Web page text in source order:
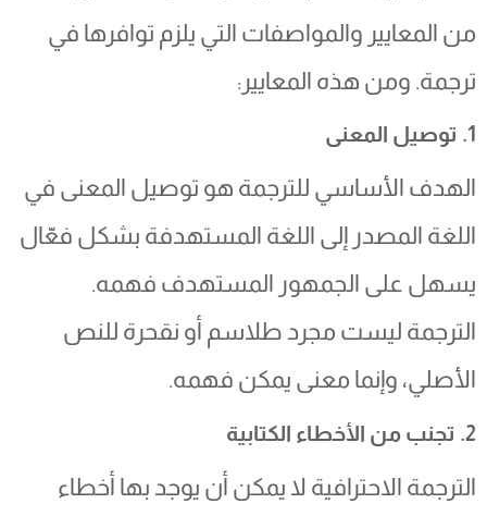
من المعايير والمواصفات التي يلزم توافرها في
ترجمة. ومن هذه المعايير:
الهدف الأساسي للترجمة هو توصيل المعنى في
اللغة المصدر إلى اللغة المستهدفة بشكل فعّال
يسهل على الجمهور المستهدف فهمه.
الترجمة ليست مجرد طلاسم أو نقحرة للنص
الأصلي، وإنما معنى يمكن فهمه.
2. تجنب من الأخطاء الكتابية
الترجمة الاحترافية لا يمكن أن يوجد بها أخطاء